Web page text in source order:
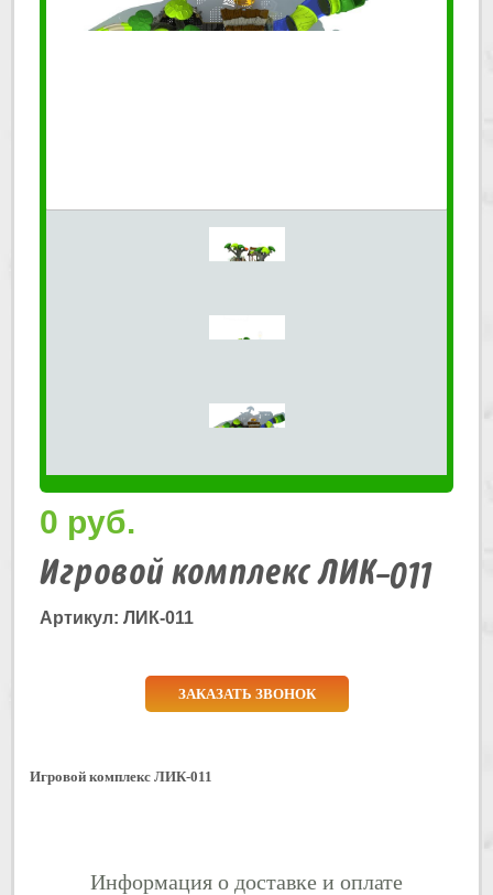
0 руб.
Игровой комплекс ЛИК-011
Артикул: ЛИК-011
ЗАКАЗАТЬ ЗВОНОК
Игровой комплекс ЛИК-011
Информация о доставке и оплате